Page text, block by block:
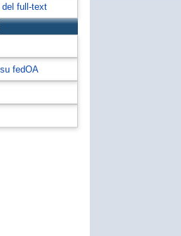
full-text
fedOA